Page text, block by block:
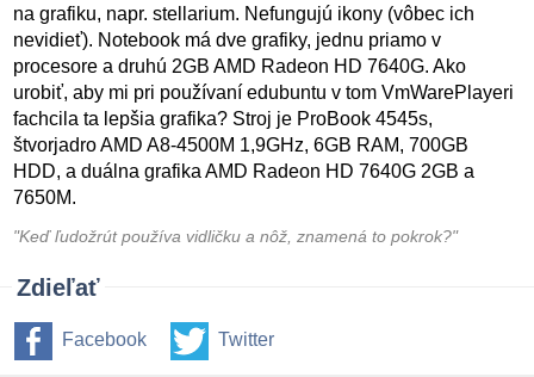
na grafiku, napr. stellarium. Nefungujú ikony (vôbec ich
nevidieť). Notebook má dve grafiky, jednu priamo v
procesore a druhú 2GB AMD Radeon HD 7640G. Ako
urobiť, aby mi pri používaní edubuntu v tom VmWarePlayeri
fachcila ta lepšia grafika? Stroj je ProBook 4545s,
štvorjadro AMD A8-4500M 1,9GHz, 6GB RAM, 700GB
HDD, a duálna grafika AMD Radeon HD 7640G 2GB a
7650M.
"Keď ľudožrút používa vidličku a nôž, znamená to pokrok?"
Zdieľať
Facebook Twitter